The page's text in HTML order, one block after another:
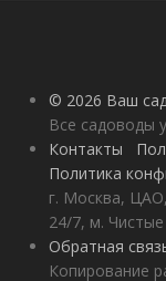
© 2026 Ваш
Все садоводы
Контакты
Политика
г. Москва,
24/7, м.
Обратная
Копирование